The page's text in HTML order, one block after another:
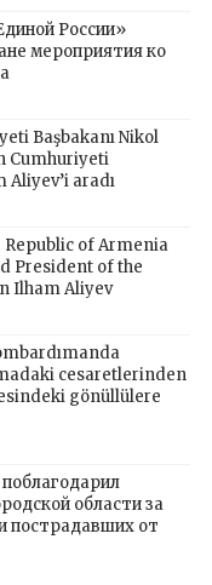
России»
мероприятия ко
Başbakanı Nikol
Cumhuriyeti
Aliyev’i aradı
of Armenia
President of the
Ilham Aliyev
cesaretlerinden
gönüllülere
области за
пострадавших от